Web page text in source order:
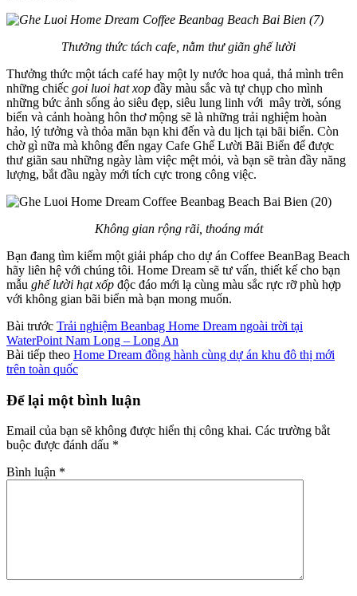
Thưởng thức tách cafe, nằm thư giãn ghế lười
Thưởng thức một tách café hay một ly nước hoa quả, thả mình trên
những chiếc goi luoi hat xop đầy màu sắc và tự chụp cho mình
những bức ảnh sống ảo siêu đẹp, siêu lung linh với mây trời, sóng
biển và cảnh hoàng hôn thơ mộng sẽ là những trải nghiệm hoàn
hảo, lý tưởng và thỏa mãn bạn khi đến và du lịch tại bãi biển. Còn
chờ gì nữa mà không đến ngay Cafe Ghế Lười Bãi Biển để được
thư giãn sau những ngày làm việc mệt mỏi, và bạn sẽ tràn đầy năng
lượng, bắt đầu ngày mới tích cực trong công việc.
Không gian rộng rãi, thoáng mát
Bạn đang tìm kiếm một giải pháp cho dự án Coffee BeanBag Beach
hãy liên hệ với chúng tôi. Home Dream sẽ tư vấn, thiết kế cho bạn
mẫu ghế lười hạt xốp độc đáo mới lạ cùng màu sắc rực rỡ phù hợp
với không gian bãi biển mà bạn mong muốn.
Bài trước Trải nghiệm Beanbag Home Dream ngoài trời tại
WaterPoint Nam Long – Long An
Bài tiếp theo Home Dream đồng hành cùng dự án khu đô thị mới
trên toàn quốc
Để lại một bình luận
Email của bạn sẽ không được hiển thị công khai. Các trường bắt
buộc được đánh dấu *
Bình luận *